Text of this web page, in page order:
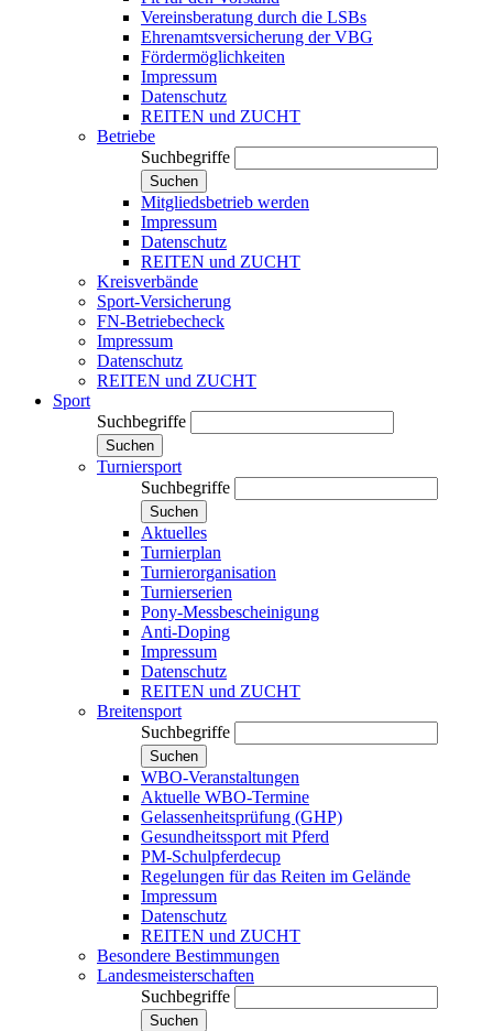
Vereinsberatung durch die LSBs
Ehrenamtsversicherung der VBG
Fördermöglichkeiten
Impressum
Datenschutz
REITEN und ZUCHT
Betriebe
Suchbegriffe
Suchen
Mitgliedsbetrieb werden
Impressum
Datenschutz
REITEN und ZUCHT
Kreisverbände
Sport-Versicherung
FN-Betriebecheck
Impressum
Datenschutz
REITEN und ZUCHT
Sport
Suchbegriffe
Suchen
Turniersport
Suchbegriffe
Suchen
Aktuelles
Turnierplan
Turnierorganisation
Turnierserien
Pony-Messbescheinigung
Anti-Doping
Impressum
Datenschutz
REITEN und ZUCHT
Breitensport
Suchbegriffe
Suchen
WBO-Veranstaltungen
Aktuelle WBO-Termine
Gelassenheitsprüfung (GHP)
Gesundheitssport mit Pferd
PM-Schulpferdecup
Regelungen für das Reiten im Gelände
Impressum
Datenschutz
REITEN und ZUCHT
Besondere Bestimmungen
Landesmeisterschaften
Suchbegriffe
Suchen